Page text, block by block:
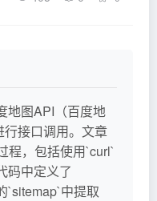
地图API（百度地
接口调用。文章
程，包括使用`curl`
码中定义了
`sitemap`中提取